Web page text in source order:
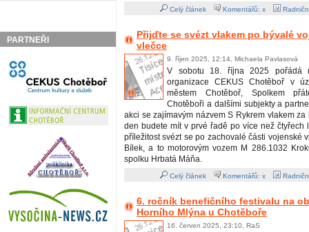
PARTNEŘI
Celý článek Komentářů: x
Přijďte se svézt vlakem po bývalé
vlečce
9. říjen 2025, 12:14, Michaela Pavlasová
V sobotu 18. října 2025 pořádá
organizace CEKUS Chotěboř v
městem Chotěboř, Spolkem
Chotěboři a dalšími subjekty a
akci se zajímavým názvem S Rykrem vlakem za
den budete mít v prvé řadě po více než čtyřech
příležitost svézt se po zachovalé části vojenské
Bílek, a to motorovým vozem M 286.1032
spolku Hrbatá Máňa.
Celý článek Komentářů: x
6. ročník benefičního festivalu na
Horního Mlýna u Chotěboře
16. červen 2025, 23:10, RaS